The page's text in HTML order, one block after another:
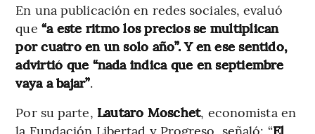
En una publicación en redes sociales, evaluó
que “a este ritmo los precios se multiplican
por cuatro en un solo año”. Y en ese sentido,
advirtió que “nada indica que en septiembre
vaya a bajar”.
Por su parte, Lautaro Moschet, economista en
la Fundación Libertad y Progreso, señaló: “El